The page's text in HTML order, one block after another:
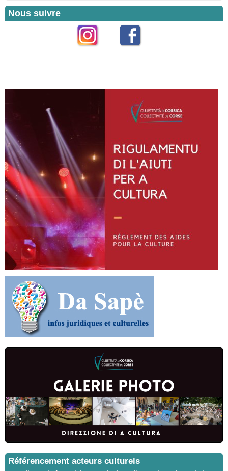
Nous suivre
Référencement acteurs culturels